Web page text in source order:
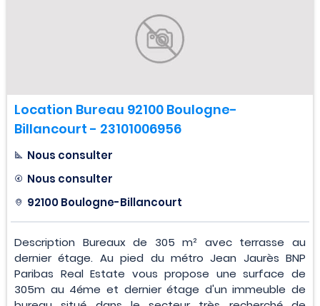
Location Bureau 92100 Boulogne-
Billancourt - 23101006956
Nous consulter
Nous consulter
92100 Boulogne-Billancourt
Description Bureaux de 305 m² avec terrasse au
dernier étage. Au pied du métro Jean Jaurès BNP
Paribas Real Estate vous propose une surface de
305m au 4éme et dernier étage d'un immeuble de